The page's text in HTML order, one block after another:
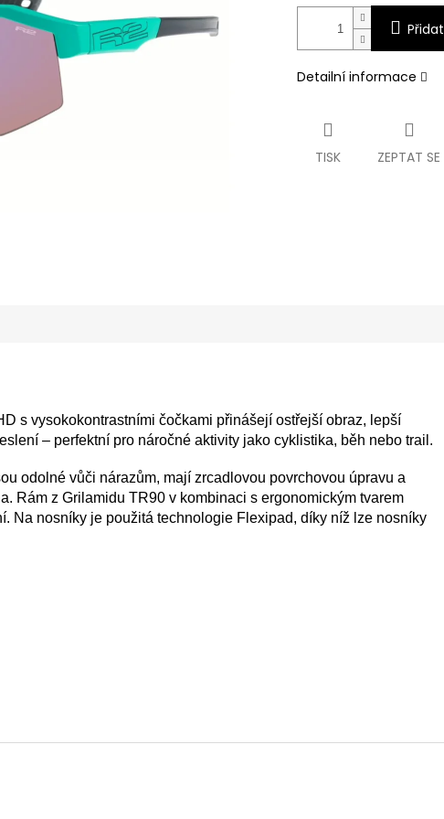
Detailní informace
TISK ZEPTAT SE
s vysokokontrastními čočkami přinášejí ostřejší obraz, lepší
– perfektní pro náročné aktivity jako cyklistika, běh nebo trail.
odolné vůči nárazům, mají zrcadlovou povrchovou úpravu a
Rám z Grilamidu TR90 v kombinaci s ergonomickým tvarem
Na nosníky je použitá technologie Flexipad, díky níž lze nosníky